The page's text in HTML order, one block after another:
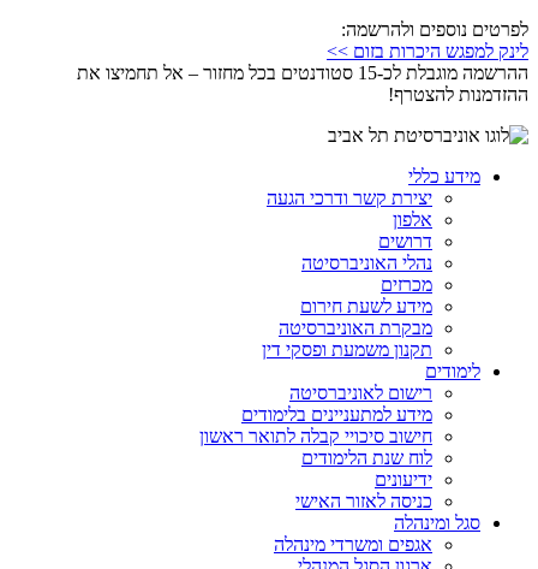
לפרטים נוספים ולהרשמה:
לינק למפגש היכרות בזום >>
ההרשמה מוגבלת לכ-15 סטודנטים בכל מחזור – אל תחמיצו את
ההזדמנות להצטרף!
מידע כללי
יצירת קשר ודרכי הגעה
אלפון
דרושים
נהלי האוניברסיטה
מכרזים
מידע לשעת חירום
מבקרת האוניברסיטה
תקנון משמעת ופסקי דין
לימודים
רישום לאוניברסיטה
מידע למתעניינים בלימודים
חישוב סיכויי קבלה לתואר ראשון
לוח שנת הלימודים
ידיעונים
כניסה לאזור האישי
סגל ומינהלה
אגפים ומשרדי מינהלה